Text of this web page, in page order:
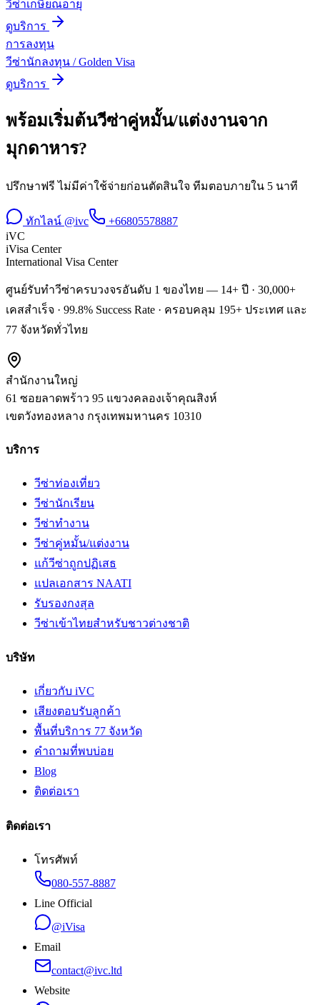
วีซ่าเกษียณอายุ
ดูบริการ
การลงทุน
วีซ่านักลงทุน / Golden Visa
ดูบริการ
พร้อมเริ่มต้นวีซ่าคู่หมั้น/แต่งงานจาก
มุกดาหาร?
ปรึกษาฟรี ไม่มีค่าใช้จ่ายก่อนตัดสินใจ ทีมตอบภายใน 5 นาที
ทักไลน์ @ivc
+66805578887
iVC
iVisa Center
International Visa Center
ศูนย์รับทำวีซ่าครบวงจรอันดับ 1 ของไทย — 14+ ปี · 30,000+
เคสสำเร็จ · 99.8% Success Rate · ครอบคลุม 195+ ประเทศ และ
77 จังหวัดทั่วไทย
สำนักงานใหญ่
61 ซอยลาดพร้าว 95 แขวงคลองเจ้าคุณสิงห์
เขตวังทองหลาง กรุงเทพมหานคร 10310
บริการ
วีซ่าท่องเที่ยว
วีซ่านักเรียน
วีซ่าทำงาน
วีซ่าคู่หมั้น/แต่งงาน
แก้วีซ่าถูกปฏิเสธ
แปลเอกสาร NAATI
รับรองกงสุล
วีซ่าเข้าไทยสำหรับชาวต่างชาติ
บริษัท
เกี่ยวกับ iVC
เสียงตอบรับลูกค้า
พื้นที่บริการ 77 จังหวัด
คำถามที่พบบ่อย
Blog
ติดต่อเรา
ติดต่อเรา
โทรศัพท์
080-557-8887
Line Official
@iVisa
Email
contact@ivc.ltd
Website